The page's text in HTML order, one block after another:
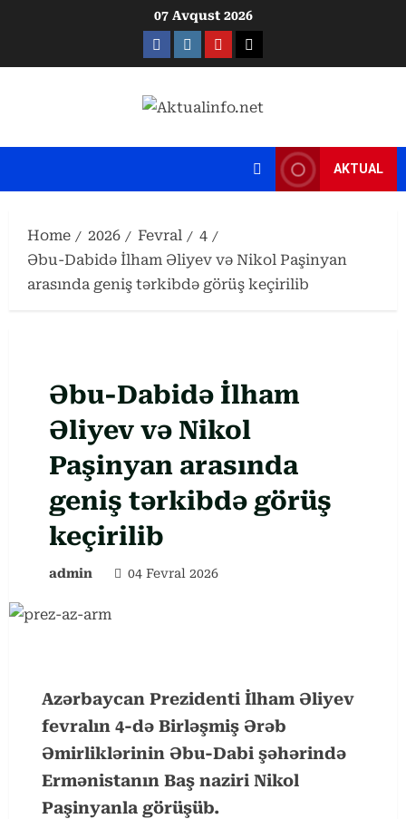
07 Avqust 2026
FacebookInstagram
Youtube
X
AKTUAL
Home 2026 Fevral
4
Əbu-Dabidə İlham Əliyev və Nikol Paşinyan
arasında geniş tərkibdə görüş keçirilib
Əbu-Dabidə İlham
Əliyev və Nikol
Paşinyan arasında
geniş tərkibdə görüş
keçirilib
admin 04 Fevral 2026
Azərbaycan Prezidenti İlham Əliyev
fevralın 4-də Birləşmiş Ərəb
Əmirliklərinin Əbu-Dabi şəhərində
Ermənistanın Baş naziri Nikol
Paşinyanla görüşüb.